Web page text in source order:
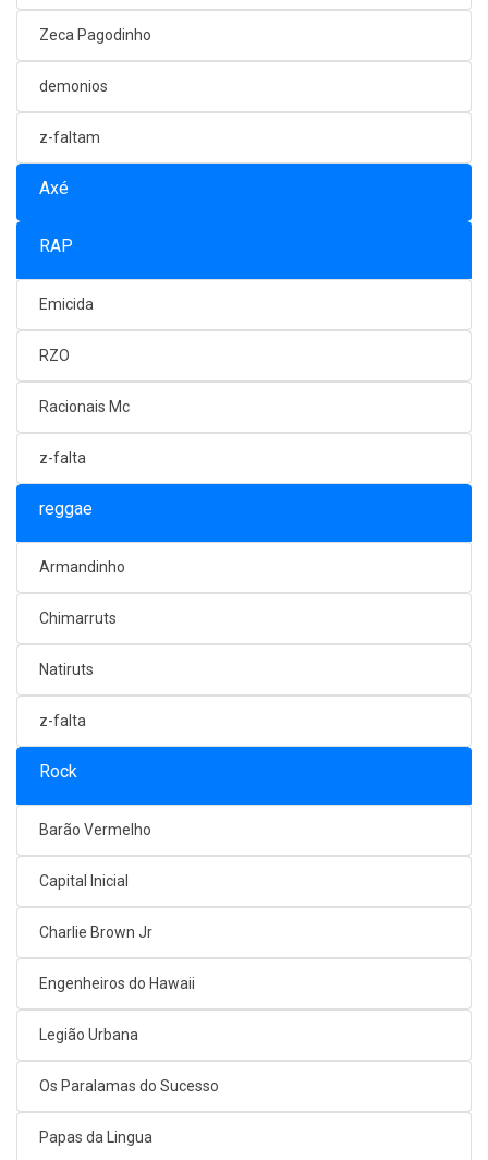
Zeca Pagodinho
demonios
z-faltam
Axé
RAP
Emicida
RZO
Racionais Mc
z-falta
reggae
Armandinho
Chimarruts
Natiruts
z-falta
Rock
Barão Vermelho
Capital Inicial
Charlie Brown Jr
Engenheiros do Hawaii
Legião Urbana
Os Paralamas do Sucesso
Papas da Lingua